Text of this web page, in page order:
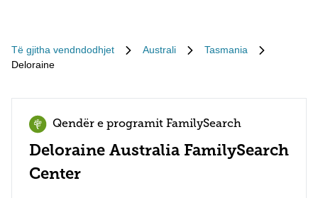
Të gjitha vendndodhjet Australi
Tasmania
Deloraine
Qendër e programit FamilySearch
Deloraine Australia FamilySearch
Center